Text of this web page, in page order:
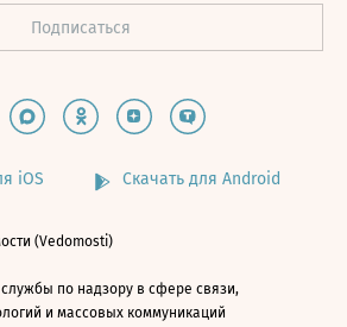
iOS Скачать для Android
(Vedomosti)
по надзору в сфере связи,
и массовых коммуникаций